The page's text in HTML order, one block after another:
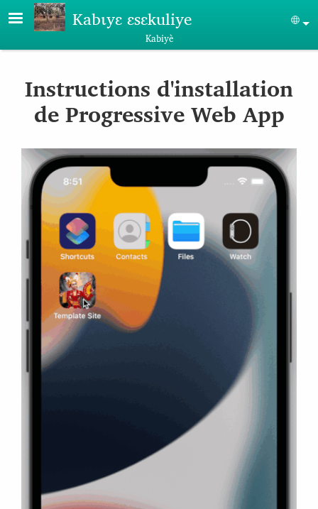
Aller au contenu principal
Kabɩyɛ ɛsɛkuliye
Kabiyè
Instructions d'installation
de Progressive Web App